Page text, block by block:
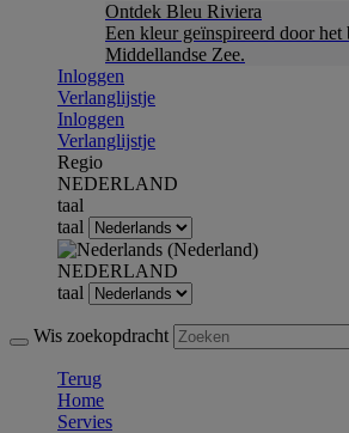
Ontdek Bleu Riviera
Een kleur geïnspireerd door
Middellandse Zee.
Inloggen
Verlanglijstje
Inloggen
Verlanglijstje
Regio
NEDERLAND
taal
taal
NEDERLAND
taal
Wis zoekopdracht
Terug
Home
Servies